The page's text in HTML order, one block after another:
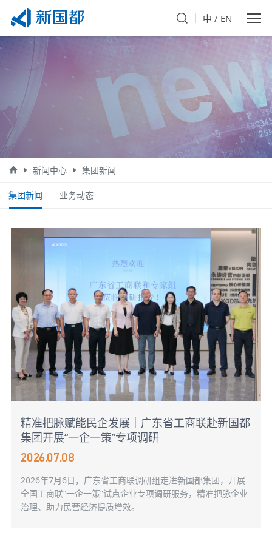
中 / EN
新闻中心 集团新闻
集团新闻 业务动态
精准把脉赋能民企发展｜广东省工商联赴新国都
集团开展“一企一策”专项调研
2026.07.08
2026年7月6日，广东省工商联调研组走进新国都集团，开展
全国工商联“一企一策”试点企业专项调研服务，精准把脉企业
治理、助力民营经济提质增效。